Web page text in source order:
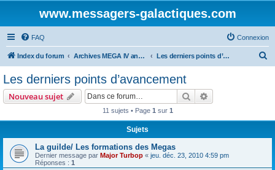
www.messagers-galactiques.com
FAQ Connexion
Index du forum Archives MEGA IV ancien forum Les derniers points d’avancement
Les derniers points d’avancement
Nouveau sujet Rechercher
11 sujets • Page 1 sur 1
Sujets
La guilde/ Les formations des Megas
Dernier message par Major Turbop « jeu. déc. 23, 2010 4:59 pm
Réponses : 1